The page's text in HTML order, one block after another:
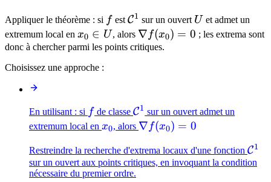
Appliquer le théorème : si ff est\mathcal{C}^1
C1 sur un ouvert U
U et admet un
extremum local en x_0
\in
x0 ∈ U, alors \nabla
f(x_0)
∇ f(x0) = 0 ; les extrema sont
donc à chercher parmi les points critiques.
Choisissez une approche :
En utilisant : si ff de classe\mathcal{C}^1
C1 sur un ouvert admet un
extremum local en x_0
x0, alors \nabla
= 0
∇ f(x0) = 0
Restreindre la recherche d'extrema locaux d'une fonction C1
sur un ouvert aux points critiques, en invoquant la condition
nécessaire du premier ordre.